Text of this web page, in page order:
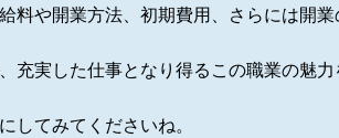
料や開業方法、初期費用、さらには開
充実した仕事となり得るこの職業の魅力
してみてくださいね。